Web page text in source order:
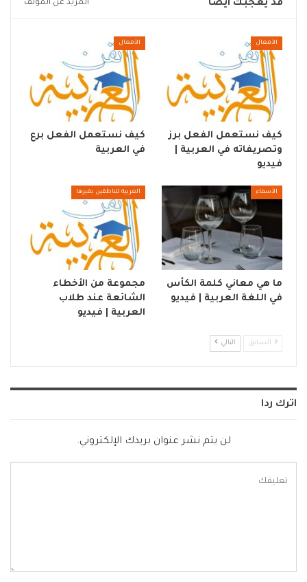
قد يعجبك ايضا المزيد عن المؤلف
الأفعال
كيف نستعمل الفعل برز
وتصريفاته في العربية |
فيديو
الأفعال
كيف نستعمل الفعل برع
في العربية
الأسماء
ما هي معاني كلمة الكأس
في اللغة العربية | فيديو
العربية للناطقين بغيرها
مجموعة من الأخطاء
الشائعة عند طلاب
العربية | فيديو
السابق التالي
اترك ردا
لن يتم نشر عنوان بريدك الإلكتروني.